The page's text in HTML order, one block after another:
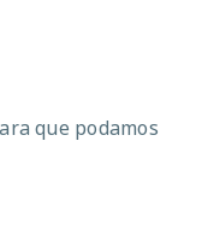
que podamos